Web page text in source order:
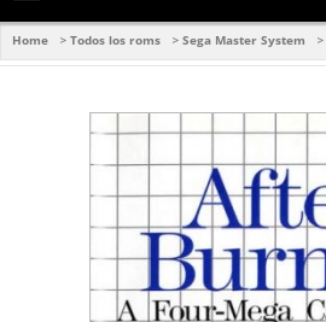
navigation
Home > Todos los roms > Sega Master System >